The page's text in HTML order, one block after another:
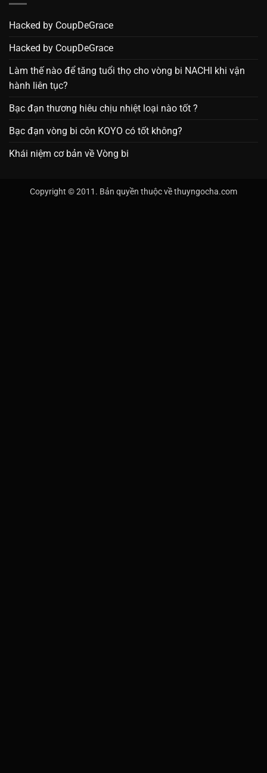
Hacked by CoupDeGrace
Hacked by CoupDeGrace
Làm thế nào để tăng tuổi thọ cho vòng bi NACHI khi vận
hành liên tục?
Bạc đạn thương hiêu chịu nhiệt loại nào tốt ?
Bạc đạn vòng bi côn KOYO có tốt không?
Khái niệm cơ bản về Vòng bi
Copyright © 2011. Bản quyền thuộc về thuyngocha.com